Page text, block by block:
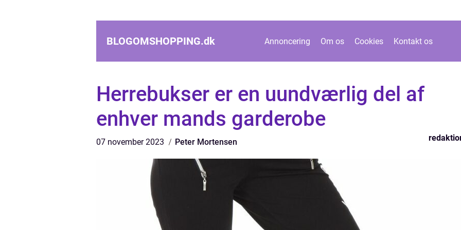
BLOGOMSHOPPING.dk Annoncering Om os Cookies Kontakt os
Herrebukser er en uundværlig del af
enhver mands garderobe
07 november 2023 Peter Mortensen